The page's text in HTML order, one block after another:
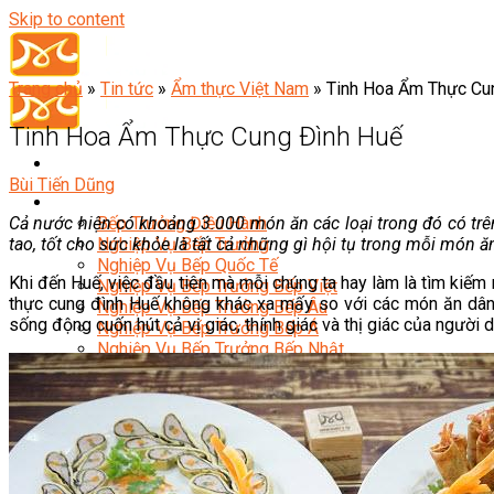
Skip to content
Bếp Trưởng Điều Hành
Nghiệp Vụ Bếp Trưởng
Nghiệp Vụ Bếp Quốc Tế
Nghiệp Vụ Bếp Trưởng Bếp Việt
Nghiệp Vụ Bếp Trưởng Bếp Âu
Nghiệp Vụ Bếp Trưởng Bếp Á
Nghiệp Vụ Bếp Trưởng Bếp Nhật
Nghiệp Vụ Bếp Trưởng Bếp Hoa
Nghiệp Vụ Bếp Hàn
Nghiệp Vụ Bếp Thái
Nghiệp Vụ Bếp Chay
Nghiệp Vụ Quản Lý Bếp
Nghiệp Vụ Cấp Dưỡng
Trang chủ » Tin tức » Ẩm thực Việt Nam » Tinh Hoa Ẩm Thực
Tinh Hoa Ẩm Thực Cung Đình Huế
Bùi Tiến Dũng
Cả nước hiện có khoảng 3.000 món ăn các loại trong đó có
tao, tốt cho sức khỏe là tất cả những gì hội tụ trong mỗi món
Khi đến Huế, việc đầu tiên mà mỗi chúng ta hay làm là tìm
thực cung đình Huế không khác xa mấy so với các món ăn
sống động cuốn hút cả vị giác, thính giác và thị giác của người